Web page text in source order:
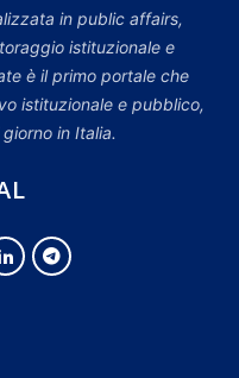
in public affairs,
istituzionale e
è il primo portale che
istituzionale e pubblico,
in Italia.